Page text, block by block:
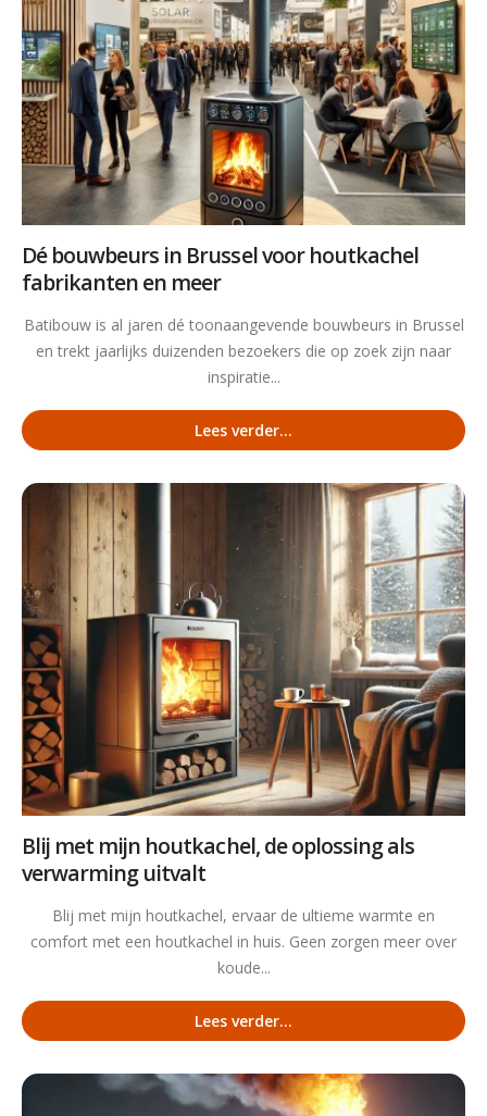
Dé bouwbeurs in Brussel voor houtkachel
fabrikanten en meer
Batibouw is al jaren dé toonaangevende bouwbeurs in Brussel
en trekt jaarlijks duizenden bezoekers die op zoek zijn naar
inspiratie...
Lees verder...
Blij met mijn houtkachel, de oplossing als
verwarming uitvalt
Blij met mijn houtkachel, ervaar de ultieme warmte en
comfort met een houtkachel in huis. Geen zorgen meer over
koude...
Lees verder...